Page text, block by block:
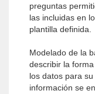
preguntas
las incluidas en
plantilla definida.
Modelado de la
describir la
los datos para
información se